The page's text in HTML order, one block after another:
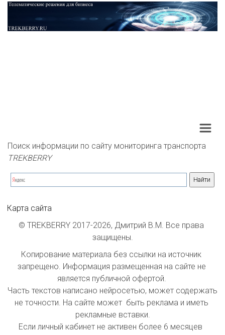
Поиск информации по сайту мониторинга транспорта
TREKBERRY
Карта сайта
© TREKBERRY 2017-2026, Дмитрий В.М. Все права
защищены.
Копирование материала без ссылки на источник
запрещено. Информация размещенная на сайте не
является публичной офертой.
Часть текстов написано нейросетью, может содержать
не точности. На сайте может  быть реклама и иметь
рекламные вставки.
Если личный кабинет не активен более 6 месяцев